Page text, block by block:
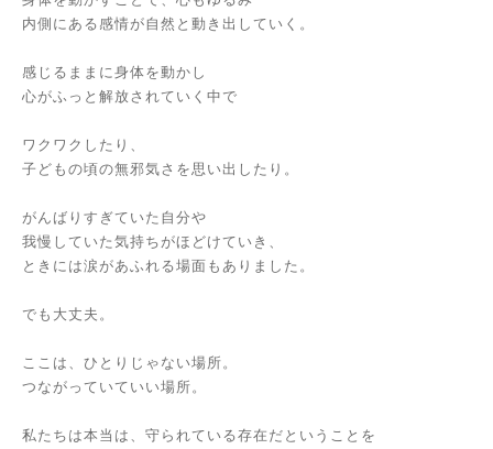
内側にある感情が自然と動き出していく。
感じるままに身体を動かし
心がふっと解放されていく中で
ワクワクしたり、
子どもの頃の無邪気さを思い出したり。
がんばりすぎていた自分や
我慢していた気持ちがほどけていき、
ときには涙があふれる場面もありました。
でも大丈夫。
ここは、ひとりじゃない場所。
つながっていていい場所。
私たちは本当は、守られている存在だということを